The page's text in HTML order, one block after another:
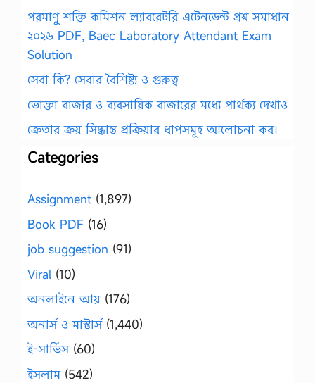
পরমাণু শক্তি কমিশন ল্যাবরেটরি এটেনডেন্ট প্রশ্ন সমাধান
২০২৬ PDF, Baec Laboratory Attendant Exam
Solution
সেবা কি? সেবার বৈশিষ্ট্য ও গুরুত্ব
ভোক্তা বাজার ও ব্যবসায়িক বাজারের মধ্যে পার্থক্য দেখাও
ক্রেতার ক্রয় সিদ্ধান্ত প্রক্রিয়ার ধাপসমূহ আলোচনা কর।
Categories
Assignment (1,897)
Book PDF (16)
job suggestion (91)
Viral (10)
অনলাইনে আয় (176)
অনার্স ও মাস্টার্স(1,440)
ই-সার্ভিস(60)
ইসলাম(542)